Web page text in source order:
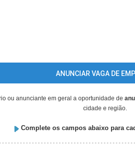
ANUNCIAR VAGA DE
ou anunciante em geral a oportunidade de
cidade e região.
Complete os campos abaixo para